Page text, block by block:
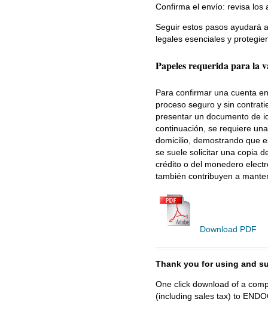
Confirma el envío: revisa los
Seguir estos pasos ayudará
legales esenciales y
Papeles requerida para la
Para confirmar una cuenta
proceso seguro y sin
presentar un documento de
continuación, se requiere
domicilio, demostrando que
se suele solicitar una copia
crédito o del monedero
también contribuyen a
Download PDF
Thank you for using and
One click download of a
(including sales tax) to